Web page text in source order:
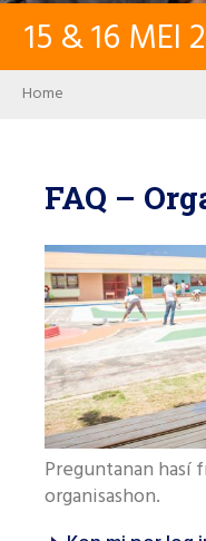
15 &16 MEI
Breadcrumb
Home
FAQ –
Preguntanan
organisashon.